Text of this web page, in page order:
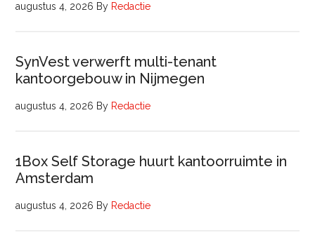
augustus 4, 2026 By Redactie
SynVest verwerft multi-tenant
kantoorgebouw in Nijmegen
augustus 4, 2026 By Redactie
1Box Self Storage huurt kantoorruimte in
Amsterdam
augustus 4, 2026 By Redactie